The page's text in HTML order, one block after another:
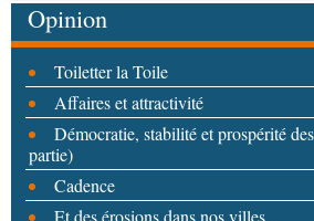
Opinion
Toiletter la Toile
Affaires et attractivité
Démocratie, stabilité et prospérité
partie)
Cadence